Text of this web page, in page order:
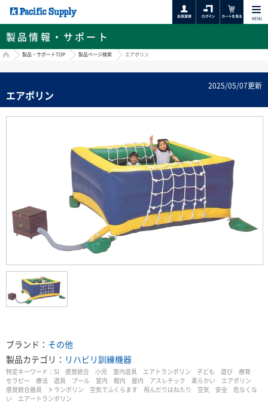
MENU
製品情報・サポート
HOME製品・サポートTOP 製品ページ検索 エアポリン
2025/05/07更新
エアポリン
ブランド： その他
製品カテゴリ： リハビリ訓練機器
特定キーワード： SI 感覚統合 小児 室内遊具 エアトランポリン 子ども 遊び 療育
セラピー 療法 遊具 プール 室内 館内 屋内 アスレチック 柔らかい エアポリン
感覚統合器具 トランポリン 空気でふくらます 飛んだりはねたり 空気 安全 危なくな
い エアートランポリン